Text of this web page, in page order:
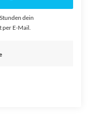
dein
E-Mail.